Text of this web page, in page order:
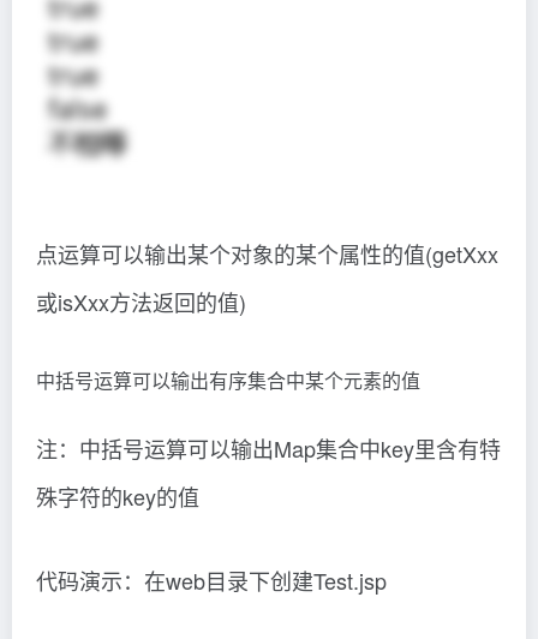
点运算可以输出某个对象的某个属性的值(getXxx
或isXxx方法返回的值)
中括号运算可以输出有序集合中某个元素的值
注：中括号运算可以输出Map集合中key里含有特
殊字符的key的值
代码演示：在web目录下创建Test.jsp